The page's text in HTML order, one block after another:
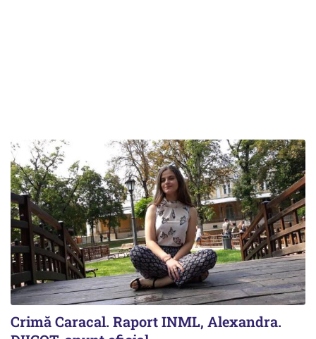
Crimă Caracal. Raport INML, Alexandra.